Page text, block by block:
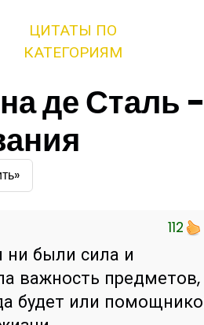
ЦИТАТЫ ПО
КАТЕГОРИЯМ
де Сталь -
112
были сила и
важность предметов,
будет или